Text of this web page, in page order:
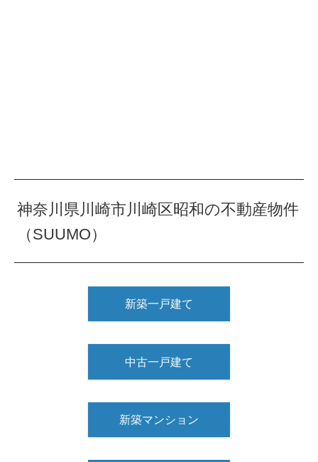
神奈川県川崎市川崎区昭和の不動産物件
（SUUMO）
新築一戸建て
中古一戸建て
新築マンション